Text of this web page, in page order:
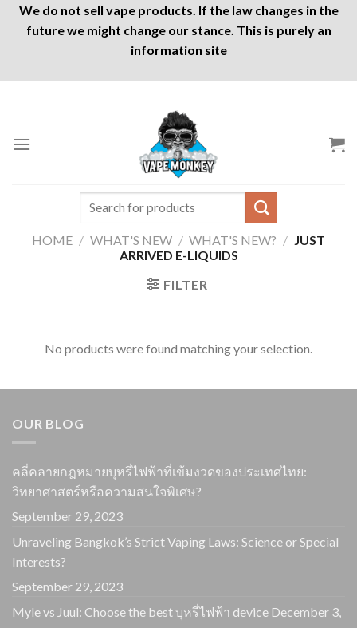
We do not sell vape products. If the law changes in the
future we might change our stance. This is purely an
information site
Search
HOME / WHAT'S NEW / WHAT'S NEW? / JUST
ARRIVED E-LIQUIDS
FILTER
No products were found matching your selection.
OUR BLOG
คลี่คลายกฎหมายบุหรี่ไฟฟ้าที่เข้มงวดของประเทศไทย:
วิทยาศาสตร์หรือความสนใจพิเศษ?
September 29, 2023
Unraveling Bangkok’s Strict Vaping Laws: Science or Special
Interests?
September 29, 2023
Myle vs Juul: Choose the best บุหรี่ไฟฟ้า device December 3,